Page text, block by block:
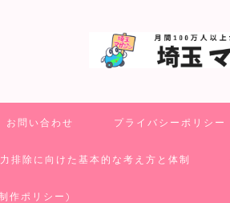
お問い合わせ プライバシーポリシー
排除に向けた基本的な考え方と体制
作ポリシー)